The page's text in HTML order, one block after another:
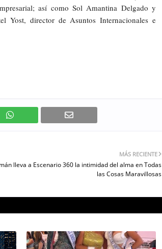
así como Sol Amantina Delgado y
Yost, director de Asuntos Internacionales e
MÁS RECIENTE
lleva a Escenario 360 la intimidad del alma en Todas
las Cosas Maravillosas